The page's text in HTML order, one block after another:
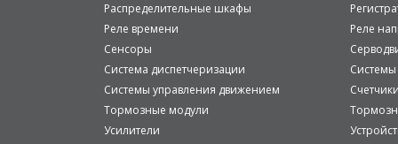
Распределительные шкафы
Реле времени
Реле
Сенсоры
Система диспетчеризации
Системы
Системы управления движением
Счетчики
Тормозные модули
Усилители